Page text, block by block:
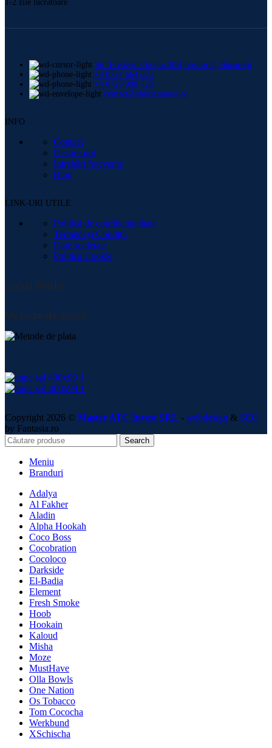
1-2 zile lucrătoare
Str. Frederic Chopin 30B, Sector 2, București
+4 0724 664 885
+4 0729 998 728
contact@shishamaster.ro
INFO
Contact
Despre noi
Intrebări frecvente
Blog
LINK-URI UTILE
Politică de confidențialitate
Termeni și Condiții
Date societate
Politica Cookie
Social Media:
Metode de plată:
Copyright 2026 © Master ATC Invest SRL - webdesign & SEO
by Fantasia.ro
Search
Meniu
Branduri
Adalya
Al Fakher
Aladin
Alpha Hookah
Coco Boss
Cocobration
Cocoloco
Darkside
El-Badia
Element
Fresh Smoke
Hoob
Hookain
Kaloud
Misha
Moze
MustHave
Olla Bowls
One Nation
Os Tobacco
Tom Cococha
Werkbund
XSchischa